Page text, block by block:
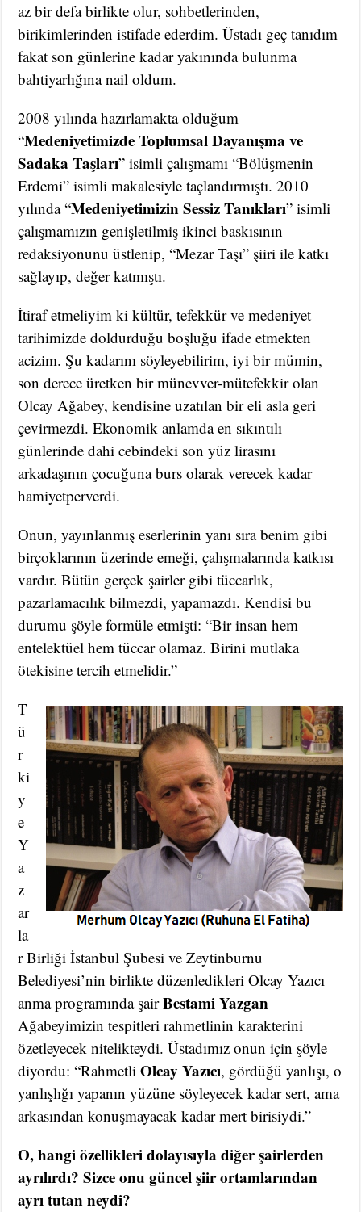
az bir defa birlikte olur, sohbetlerinden,
birikimlerinden istifade ederdim. Üstadı geç tanıdım
fakat son günlerine kadar yakınında bulunma
bahtiyarlığına nail oldum.
2008 yılında hazırlamakta olduğum
“Medeniyetimizde Toplumsal Dayanışma ve
Sadaka Taşları” isimli çalışmamı “Bölüşmenin
Erdemi” isimli makalesiyle taçlandırmıştı. 2010
yılında “Medeniyetimizin Sessiz Tanıkları” isimli
çalışmamızın genişletilmiş ikinci baskısının
redaksiyonunu üstlenip, “Mezar Taşı” şiiri ile katkı
sağlayıp, değer katmıştı.
İtiraf etmeliyim ki kültür, tefekkür ve medeniyet
tarihimizde doldurduğu boşluğu ifade etmekten
acizim. Şu kadarını söyleyebilirim, iyi bir mümin,
son derece üretken bir münevver-mütefekkir olan
Olcay Ağabey, kendisine uzatılan bir eli asla geri
çevirmezdi. Ekonomik anlamda en sıkıntılı
günlerinde dahi cebindeki son yüz lirasını
arkadaşının çocuğuna burs olarak verecek kadar
hamiyetperverdi.
Onun, yayınlanmış eserlerinin yanı sıra benim gibi
birçoklarının üzerinde emeği, çalışmalarında katkısı
vardır. Bütün gerçek şairler gibi tüccarlık,
pazarlamacılık bilmezdi, yapamazdı. Kendisi bu
durumu şöyle formüle etmişti: “Bir insan hem
entelektüel hem tüccar olamaz. Birini mutlaka
ötekisine tercih etmelidir.”
T
ü
r
ki
y
e
Y
a
z
ar
la
r Birliği İstanbul Şubesi ve Zeytinburnu
Belediyesi’nin birlikte düzenledikleri Olcay Yazıcı
anma programında şairBestami Yazgan
Ağabeyimizin tespitleri rahmetlinin karakterini
özetleyecek nitelikteydi. Üstadımız onun için şöyle
diyordu: “RahmetliOlcay Yazıcı, gördüğü yanlışı, o
yanlışlığı yapanın yüzüne söyleyecek kadar sert, ama
arkasından konuşmayacak kadar mert birisiydi.”
O, hangi özellikleri dolayısıyla diğer şairlerden
ayrılırdı? Sizce onu güncel şiir ortamlarından
ayrı tutan neydi?